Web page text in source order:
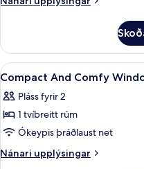
-
tvíbreitt
rúm
(No
Window)
herbergi
með
tvíbreiðu
-
tvíbreitt
rúm
(No
Window)
Skoða
allar
myndir
fyrir
Compact
And
28
Compact And Comfy
Pláss fyrir 2
1 tvíbreitt rúm
Ókeypis þráðlaust net
Nánari upplýsingar
Nánari